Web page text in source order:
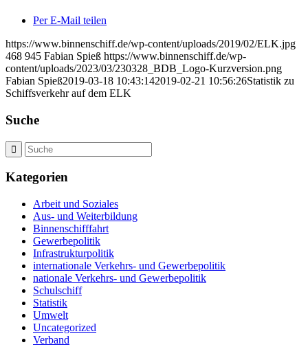
Per E-Mail teilen
https://www.binnenschiff.de/wp-content/uploads/2019/02/ELK.jpg
468 945 Fabian Spieß https://www.binnenschiff.de/wp-
content/uploads/2023/03/230328_BDB_Logo-Kurzversion.png
Fabian Spieß2019-03-18 10:43:142019-02-21 10:56:26Statistik zu
Schiffsverkehr auf dem ELK
Suche
Kategorien
Arbeit und Soziales
Aus- und Weiterbildung
Binnenschifffahrt
Gewerbepolitik
Infrastrukturpolitik
internationale Verkehrs- und Gewerbepolitik
nationale Verkehrs- und Gewerbepolitik
Schulschiff
Statistik
Umwelt
Uncategorized
Verband